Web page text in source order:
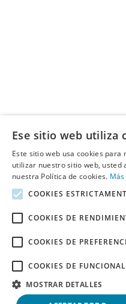
Ese sitio web utiliza
Este sitio web usa cookies
utilizar nuestro sitio web, usted
nuestra Política de cookies.
COOKIES
COOKIES DE
COOKIES DE
COOKIES DE
MOSTRAR DETALLES